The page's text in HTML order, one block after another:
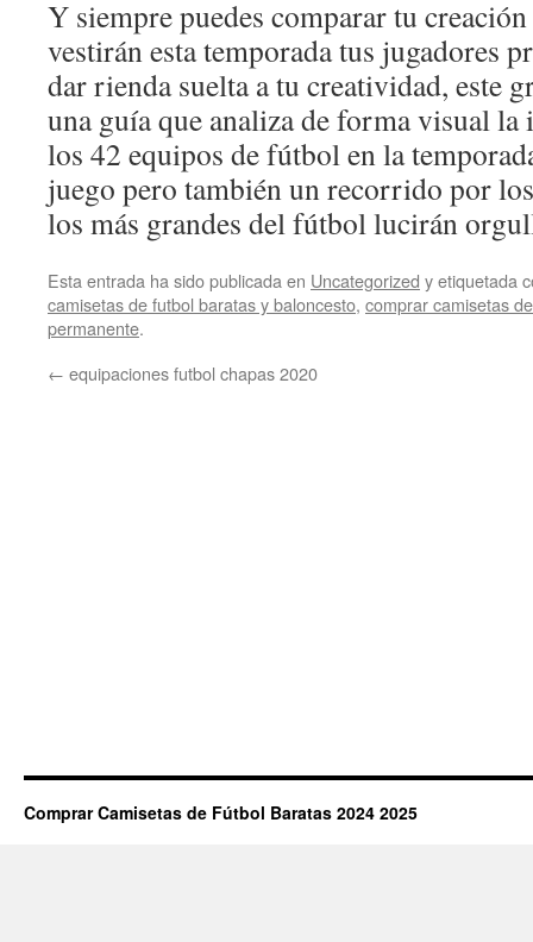
Y siempre puedes comparar tu
vestirán esta temporada tus jugadores
dar rienda suelta a tu creatividad, este
una guía que analiza de forma visual
los 42 equipos de fútbol en la
juego pero también un recorrido por
los más grandes del fútbol lucirán
Esta entrada ha sido publicada en Uncategorized y etiquetada
camisetas de futbol baratas y baloncesto, comprar camisetas
permanente.
← equipaciones futbol chapas 2020
Comprar Camisetas de Fútbol Baratas 2024 2025